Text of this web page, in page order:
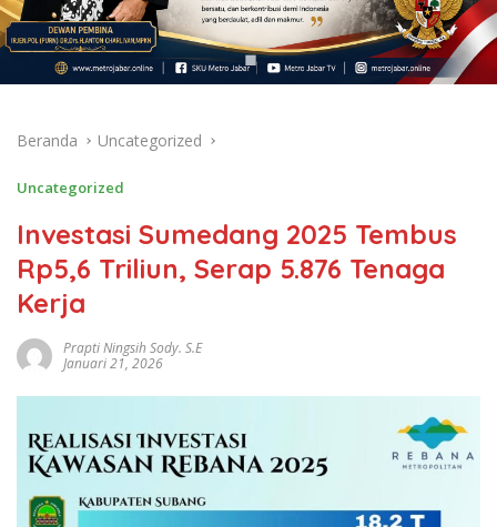
Beranda Uncategorized
Uncategorized
Investasi Sumedang 2025 Tembus
Rp5,6 Triliun, Serap 5.876 Tenaga
Kerja
Prapti Ningsih Sody. S.E
Januari 21, 2026